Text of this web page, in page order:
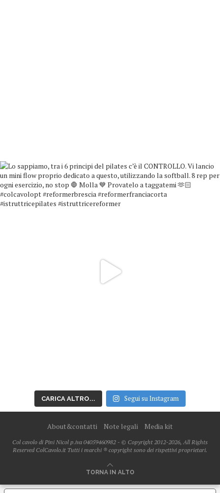
CARICA ALTRO... Segui su Instagram
About&contatti Note legali Media kit
Col cavolo di Pini Nicol p.iva 04059460982 - © Copyright 2012-2026, All Rights
Reserved ColCavolo.it Tutti i marchi ® copyright sono dei rispettivi proprietari.
TORNA IN ALTO